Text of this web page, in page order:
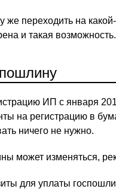
же переходить на
и такая возможность.
ИП с января
на регистрацию в
ничего не нужно.
может изменяться,
для уплаты